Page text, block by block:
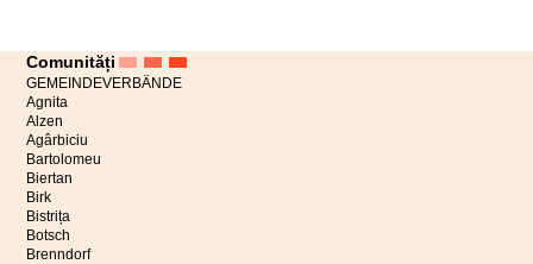
Comunități
GEMEINDEVERBÄNDE
Agnita
Alzen
Agârbiciu
Bartolomeu
Biertan
Birk
Bistrița
Botsch
Brenndorf